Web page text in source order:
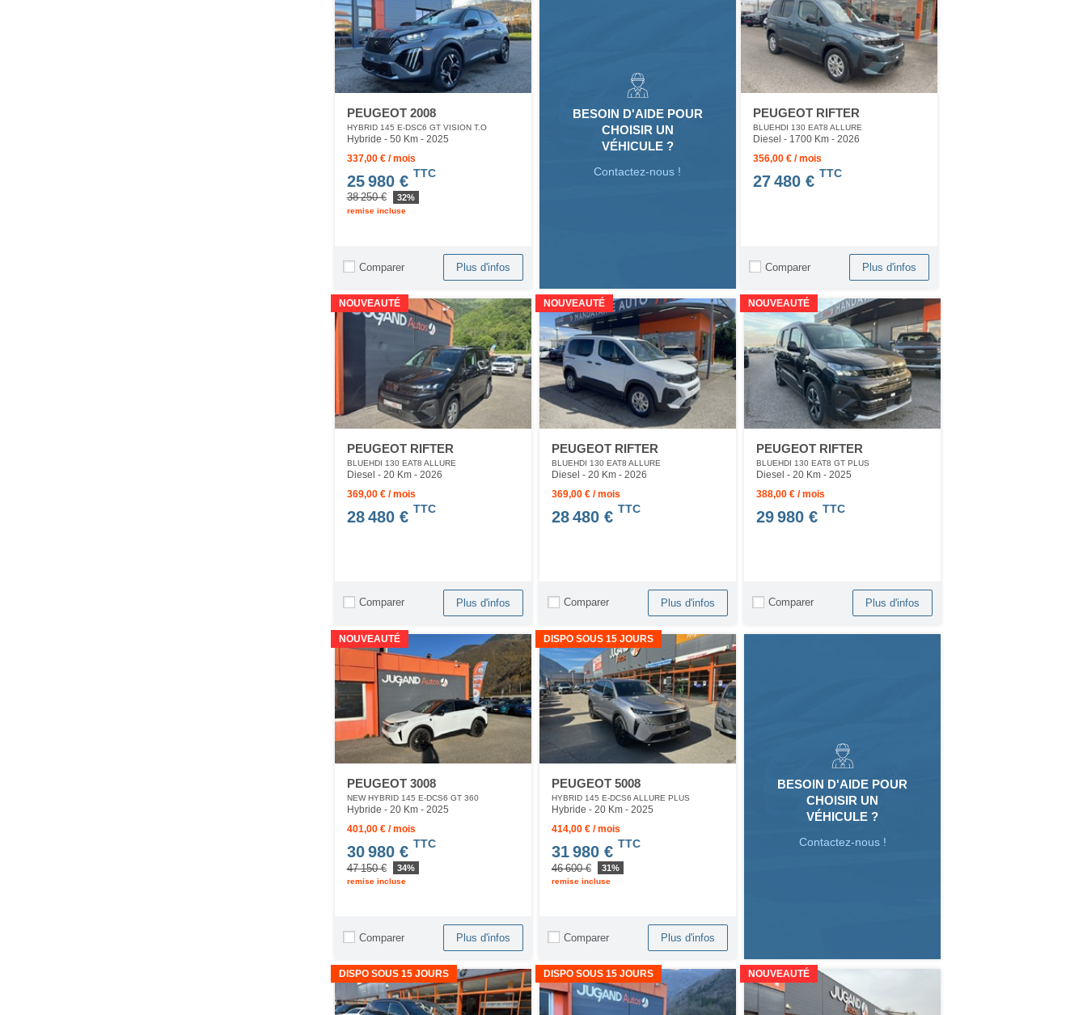
PEUGEOT 2008
HYBRID 145 E-DSC6 GT VISION T.O
Hybride - 50 Km - 2025
337,00 € / mois
25 980 € TTC
38 250 € 32%
remise incluse
Comparer Plus d'infos
BESOIN D'AIDE POUR
CHOISIR UN
VÉHICULE ?
Contactez-nous !
PEUGEOT RIFTER
BLUEHDI 130 EAT8 ALLURE
Diesel - 1700 Km- 2026
356,00 € / mois
27 480 € TTC
Comparer Plus d'infos
NOUVEAUTÉ
PEUGEOT RIFTER
BLUEHDI 130 EAT8 ALLURE
Diesel - 20 Km - 2026
369,00 € / mois
28 480 € TTC
Comparer Plus d'infos
NOUVEAUTÉ
PEUGEOT RIFTER
BLUEHDI 130 EAT8 ALLURE
Diesel - 20 Km - 2026
369,00 € / mois
28 480 € TTC
Comparer Plus d'infos
NOUVEAUTÉ
PEUGEOT RIFTER
BLUEHDI 130 EAT8 GT PLUS
Diesel - 20 Km- 2025
388,00 € / mois
29 980 € TTC
Comparer Plus d'infos
NOUVEAUTÉ
PEUGEOT 3008
NEW HYBRID 145 E-DCS6 GT 360
Hybride - 20 Km - 2025
401,00 € / mois
30 980 € TTC
47 150 € 34%
remise incluse
Comparer Plus d'infos
DISPO SOUS 15 JOURS
PEUGEOT 5008
HYBRID 145 E-DCS6 ALLURE PLUS
Hybride - 20 Km - 2025
414,00 € / mois
31 980 € TTC
46 600 € 31%
remise incluse
Comparer Plus d'infos
BESOIN D'AIDE POUR
CHOISIR UN
VÉHICULE ?
Contactez-nous !
DISPO SOUS 15 JOURS DISPO SOUS 15 JOURS NOUVEAUTÉ